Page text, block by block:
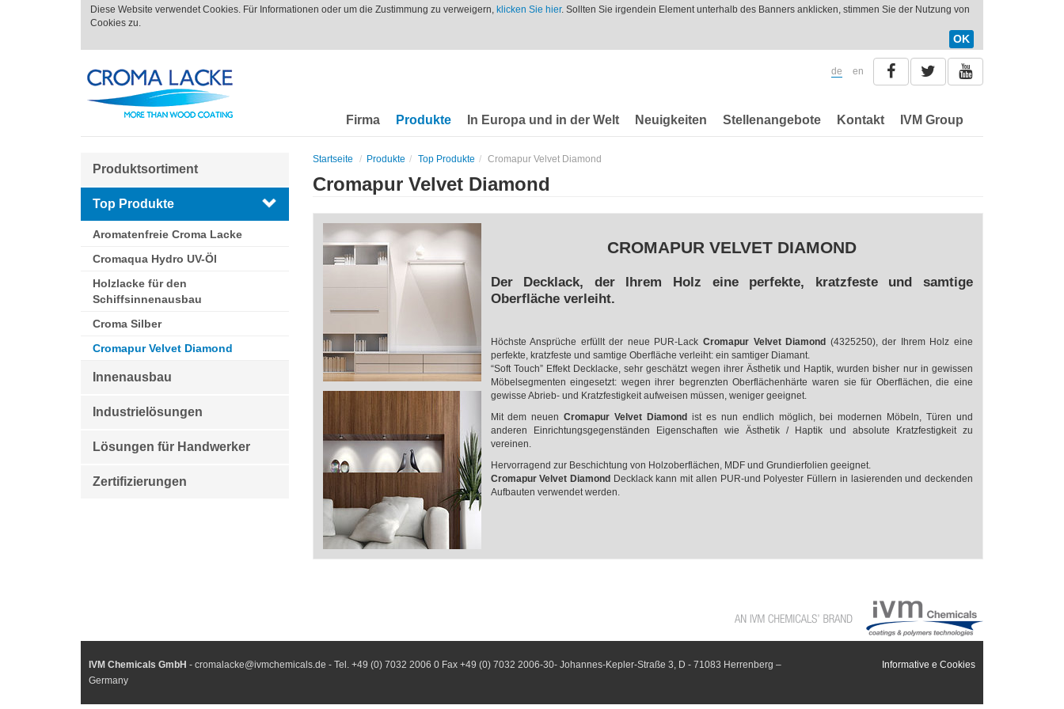
Diese Website verwendet Cookies. Für Informationen oder um die Zustimmung zu verweigern, klicken Sie hier. Sollten Sie irgendein Element unterhalb des Banners anklicken, stimmen Sie der Nutzung von
Cookies zu.
OK
de en
Firma Produkte In Europa und in der Welt Neuigkeiten Stellenangebote Kontakt IVM Group
Produktsortiment
Top Produkte
Aromatenfreie Croma Lacke
Cromaqua Hydro UV-Öl
Holzlacke für den
Schiffsinnenausbau
Croma Silber
Cromapur Velvet Diamond
Innenausbau
Industrielösungen
Lösungen für Handwerker
Zertifizierungen
Startseite Produkte Top Produkte Cromapur Velvet Diamond
Cromapur Velvet Diamond
CROMAPUR VELVET DIAMOND
Der Decklack, der Ihrem Holz eine perfekte, kratzfeste undsamtige
Oberfläche verleiht.
Höchste Ansprüche erfüllt der neue PUR-Lack Cromapur Velvet Diamond (4325250), der Ihrem Holz eine
perfekte, kratzfeste und samtige Oberfläche verleiht: ein samtiger Diamant.
“Soft Touch” Effekt Decklacke, sehr geschätzt wegen ihrer Ästhetik und Haptik, wurden bisher nur in gewissen
Möbelsegmenten eingesetzt: wegen ihrer begrenzten Oberflächenhärte waren sie für Oberflächen, die eine
gewisse Abrieb- und Kratzfestigkeit aufweisen müssen, weniger geeignet.
Mit dem neuenCromapur Velvet Diamond ist es nun endlich möglich, bei modernen Möbeln, Türen und
anderen Einrichtungsgegenständen Eigenschaften wie Ästhetik / Haptik und absolute Kratzfestigkeit zu
vereinen.
Hervorragend zur Beschichtung von Holzoberflächen, MDF und Grundierfolien geeignet.
Cromapur Velvet Diamond Decklack kann mit allen PUR-und Polyester Füllern in lasierenden und deckenden
Aufbauten verwendet werden.
IVM Chemicals GmbH - cromalacke@ivmchemicals.de - Tel. +49 (0) 7032 2006 0 Fax +49 (0) 7032 2006-30- Johannes-Kepler-Straße 3, D - 71083 Herrenberg –
Germany
Informative e Cookies